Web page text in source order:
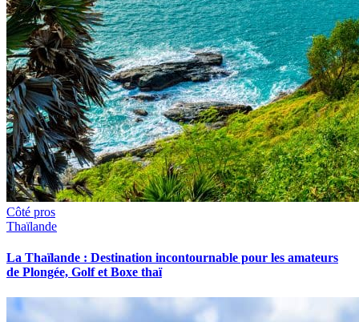
Côté pros
Thaïlande
La Thaïlande : Destination incontournable pour les amateurs
de Plongée, Golf et Boxe thaï